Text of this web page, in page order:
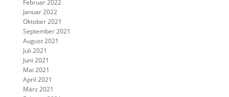
Februar 2022
Januar 2022
Oktober 2021
September 2021
August 2021
Juli 2021
Juni 2021
Mai 2021
April 2021
März 2021